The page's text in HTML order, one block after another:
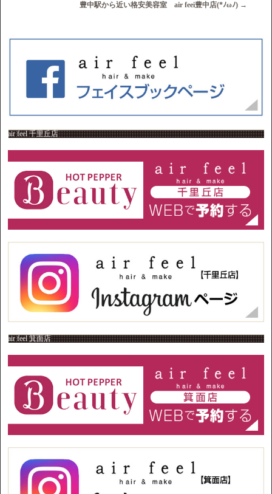
豊中駅から近い格安美容室 air feei豊中店(*ﾉωﾉ) →
air feel 千里丘店
air feel 箕面店